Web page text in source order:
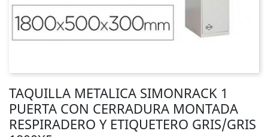
TAQUILLA METALICA SIMONRACK 1
PUERTA CON CERRADURA MONTADA
RESPIRADERO Y ETIQUETERO GRIS/GRIS